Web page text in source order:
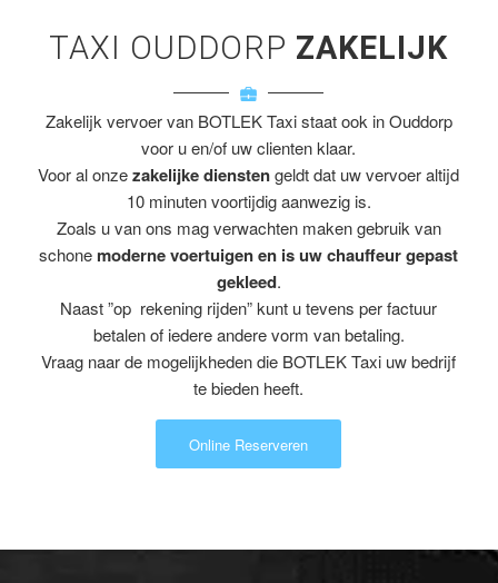
TAXI OUDDORP ZAKELIJK
Zakelijk vervoer van BOTLEK Taxi staat ook in Ouddorp
voor u en/of uw clienten klaar.
Voor al onzezakelijke dienstengeldt dat uw vervoer altijd
10 minuten voortijdig aanwezig is.
Zoals u van ons mag verwachten maken gebruik van
schone moderne voertuigen en is uw chauffeur gepast
gekleed.
Naast ”op rekening rijden” kunt u tevens per factuur
betalen of iedere andere vorm van betaling.
Vraag naar de mogelijkheden die BOTLEK Taxi uw bedrijf
te bieden heeft.
Online Reserveren